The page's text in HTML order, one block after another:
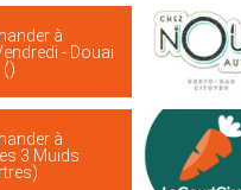
à
- Douai
()
à
3 Muids